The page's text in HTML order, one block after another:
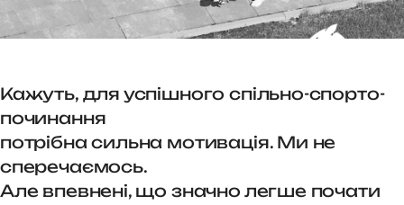
Кажуть, для успішного спільно-спорто-
починання
потрібна сильна мотивація. Ми не
сперечаємось.
Але впевнені, що значно легше почати